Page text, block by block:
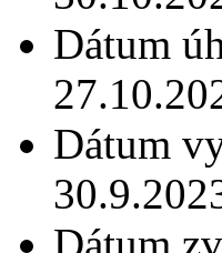
Dátum
Dátum
Dátum